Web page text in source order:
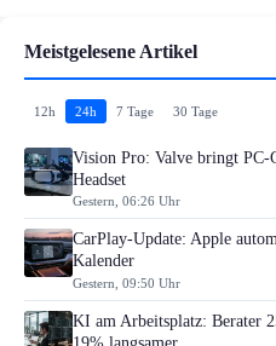
Meistgelesene Artikel
12h 24h 7 Tage 30 Tage
Vision Pro: Valve bringt
Headset
Gestern, 06:26 Uhr
CarPlay-Update: Apple
Kalender
Gestern, 09:50 Uhr
KI am Arbeitsplatz: Berater